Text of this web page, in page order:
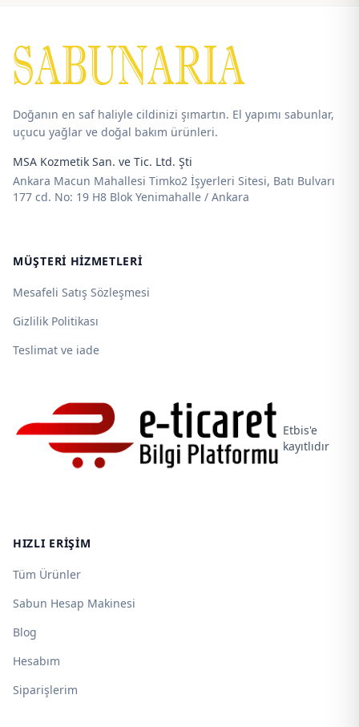
Doğanın en saf haliyle cildinizi şımartın. El yapımı sabunlar,
uçucu yağlar ve doğal bakım ürünleri.
MSA Kozmetik San. ve Tic. Ltd. Şti
Ankara Macun Mahallesi Timko2 İşyerleri Sitesi, Batı Bulvarı
177 cd. No: 19 H8 Blok Yenimahalle / Ankara
MÜŞTERI HIZMETLERI
Mesafeli Satış Sözleşmesi
Gizlilik Politikası
Teslimat ve iade
Etbis'e
kayıtlıdır
HIZLI ERIŞIM
Tüm Ürünler
Sabun Hesap Makinesi
Blog
Hesabım
Siparişlerim